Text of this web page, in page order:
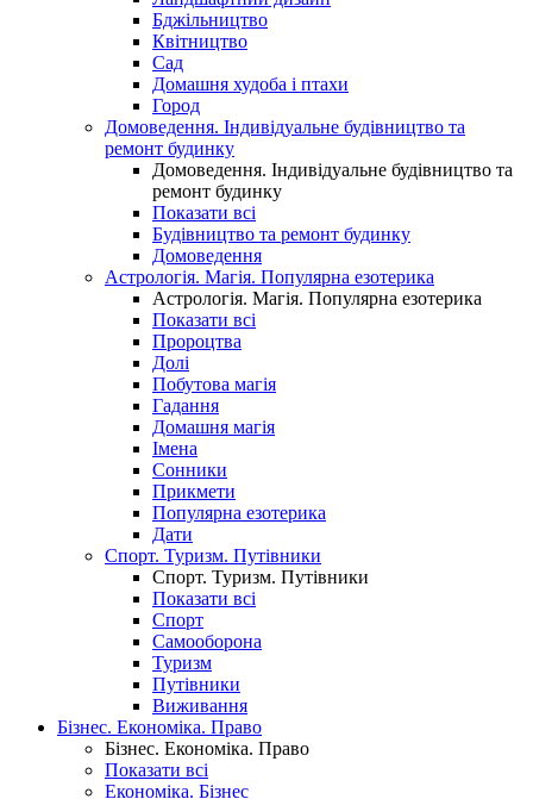
Бджільництво
Квітництво
Сад
Домашня худоба і птахи
Город
Домоведення. Індивідуальне будівництво та
ремонт будинку
Домоведення. Індивідуальне будівництво та
ремонт будинку
Показати всі
Будівництво та ремонт будинку
Домоведення
Астрологія. Магія. Популярна езотерика
Астрологія. Магія. Популярна езотерика
Показати всі
Пророцтва
Долі
Побутова магія
Гадання
Домашня магія
Імена
Сонники
Прикмети
Популярна езотерика
Дати
Спорт. Туризм. Путівники
Спорт. Туризм. Путівники
Показати всі
Спорт
Самооборона
Туризм
Путівники
Виживання
Бізнес. Економіка. Право
Бізнес. Економіка. Право
Показати всі
Економіка. Бізнес